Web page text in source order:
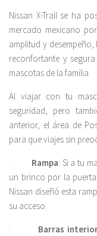
Nissan X-Trail se ha
mercado mexicano
amplitud y
reconfortante y
mascotas de la familia.
Al viajar con tu
seguridad, pero
anterior, el área de
para que viajes sin
· Rampa: Si a tu
un brinco por la
Nissan diseñó esta
su acceso.
· Barras